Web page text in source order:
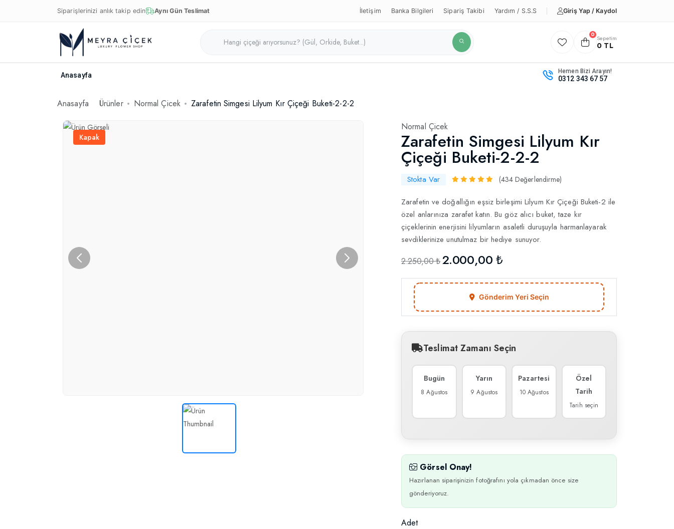
Siparişlerinizi anlık takip edin Aynı Gün Teslimat İletişim Banka Bilgileri Sipariş Takibi Yardım / S.S.S Giriş Yap / Kaydol
0 Sepetim
0 TL
Anasayfa Hemen Bizi Arayın!
0312 343 67 57
Anasayfa Ürünler Normal Çicek Zarafetin Simgesi Lilyum Kır Çiçeği Buketi-2-2-2
Kapak Kapak
Normal Çicek
Zarafetin Simgesi Lilyum Kır
Çiçeği Buketi-2-2-2
Stokta Var (434 Değerlendirme)
Zarafetin ve doğallığın eşsiz birleşimi Lilyum Kır Çiçeği Buketi-2 ile
özel anlarınıza zarafet katın. Bu göz alıcı buket, taze kır
çiçeklerinin enerjisini lilyumların asaletli duruşuyla harmanlayarak
sevdiklerinize unutulmaz bir hediye sunuyor.
2.250,00 ₺2.000,00 ₺
Gönderim Yeri Seçin
Teslimat Zamanı Seçin
Bugün
8 Ağustos
Yarın
9 Ağustos
Pazartesi
10 Ağustos
Özel
Tarih
Tarih seçin
Görsel Onay!
Hazırlanan siparişinizin fotoğrafını yola çıkmadan önce size
gönderiyoruz.
Adet